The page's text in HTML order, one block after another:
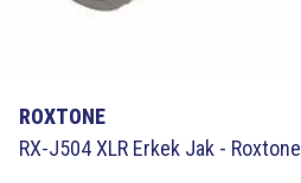
ROXTONE
RX-J504 XLR Erkek Jak - Roxtone